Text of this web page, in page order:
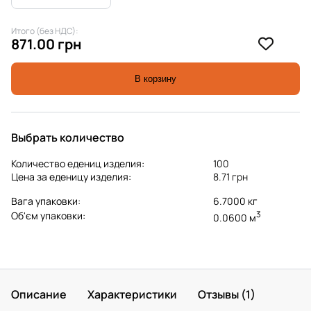
Итого (без НДС):
871.00 грн
В корзину
Выбрать количество
Количество едениц изделия:
100
Цена за еденицу изделия:
8.71 грн
Вага упаковки:
6.7000 кг
Об'єм упаковки:
0.0600 м3
Описание Характеристики Отзывы (1)